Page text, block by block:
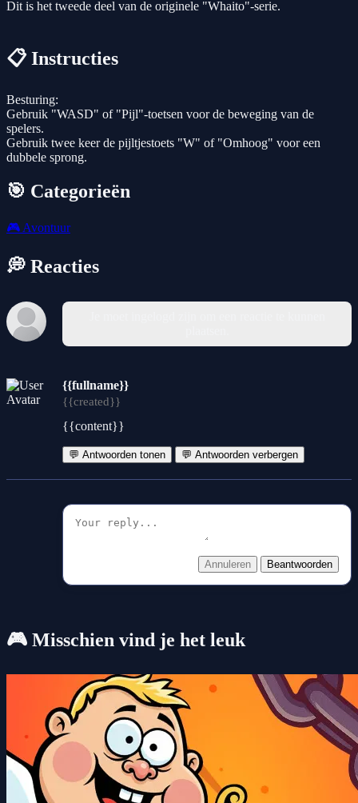
Dit is het tweede deel van de originele "Whaito"-serie.
📋 Instructies
Besturing:
Gebruik "WASD" of "Pijl"-toetsen voor de beweging van de
spelers.
Gebruik twee keer de pijltjestoets "W" of "Omhoog" voor een
dubbele sprong.
🎯 Categorieën
🎮 Avontuur
💭 Reacties
{{fullname}}
{{created}}
{{content}}
💬 Antwoorden tonen 💬 Antwoorden verbergen
Annuleren Beantwoorden
🎮 Misschien vind je het leuk